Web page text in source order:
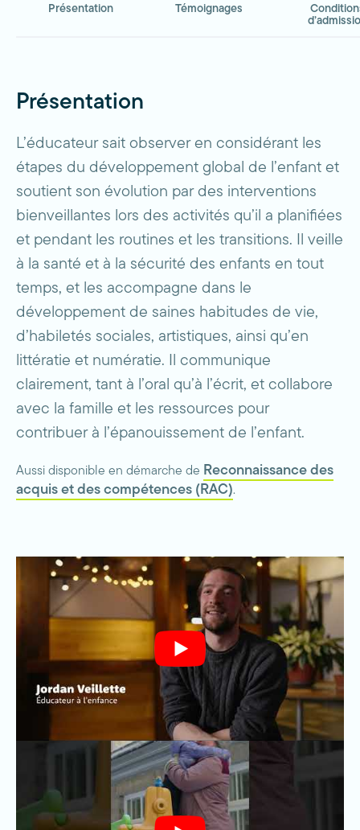
Présentation Témoignages
Présentation
L’éducateur sait observer en considérant les
étapes du développement global de l’enfant et
soutient son évolution par des interventions
bienveillantes lors des activités qu’il a planifiées
et pendant les routines et les transitions. Il veille
à la santé et à la sécurité des enfants en tout
temps, et les accompagne dans le
développement de saines habitudes de vie,
d’habiletés sociales, artistiques, ainsi qu’en
littératie et numératie. Il communique
clairement, tant à l’oral qu’à l’écrit, et collabore
avec la famille et les ressources pour
contribuer à l’épanouissement de l’enfant.
Aussi disponible en démarche de Reconnaissance des
acquis et des compétences (RAC).